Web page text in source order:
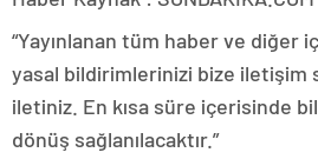
“Yayınlanan tüm haber ve diğer
yasal bildirimlerinizi bize iletişim
iletiniz. En kısa süre içerisinde
dönüş sağlanılacaktır.”